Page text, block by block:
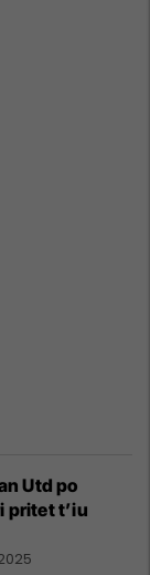
Utd po
pritet t’iu